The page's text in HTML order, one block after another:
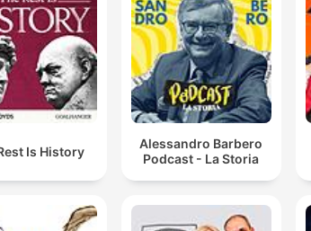
Is History
Alessandro Barbero
Podcast - La Storia